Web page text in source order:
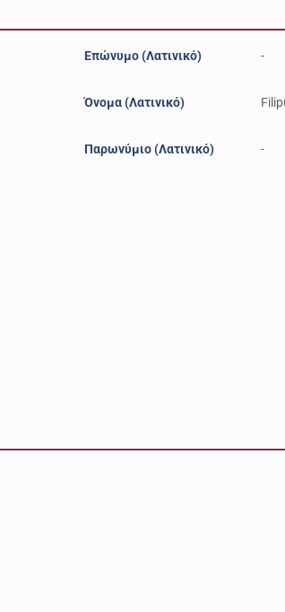
Επώνυμο (Λατινικό) -
Όνομα (Λατινικό)
Παρωνύμιο (Λατινικό) -